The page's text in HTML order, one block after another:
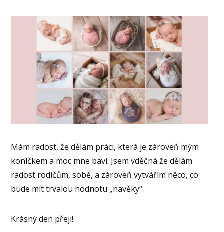
Mám radost, že dělám práci, která je zároveň mým
koníčkem a moc mne baví. Jsem vděčná že dělám
radost rodičům, sobě, a zároveň vytvářím něco, co
bude mít trvalou hodnotu „navěky“.
Krásný den přeji!